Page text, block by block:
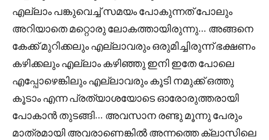
എല്ലാം പങ്കുവെച്ച് സമയം പോകുന്നത് പോലും
അറിയാതെ മറ്റൊരു ലോകത്തായിരുന്നു… അങ്ങനെ
കേക്ക് മുറിക്കലും എല്ലാവരും ഒരുമിച്ചിരുന്ന് ഭക്ഷണം
കഴിക്കലും എല്ലാം കഴിഞ്ഞു ഇനി ഇതേ പോലെ
എപ്പോഴെങ്കിലും എല്ലാവരും കൂടി നമുക്ക് ഒത്തു
കൂടാം എന്ന പ്രത്യാശയോടെ ഓരോരുത്തരായി
പോകാൻ തുടങ്ങി… അവസാന രണ്ടു മൂന്നു പേരും
മാത്രമായി അവരാണെങ്കിൽ അന്നത്തെ ക്ലാസിലെ